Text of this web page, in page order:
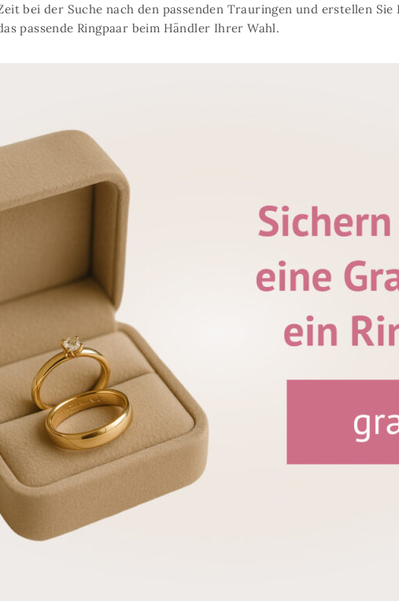
bei der Suche nach den passenden Trauringen und erstellen
passende Ringpaar beim Händler Ihrer Wahl.